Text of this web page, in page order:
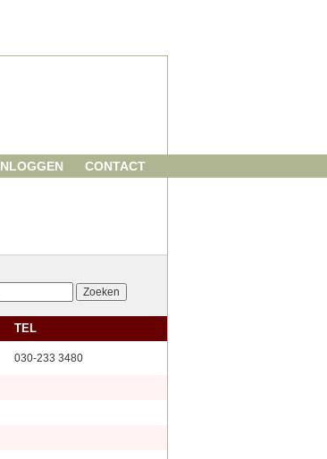
CONTACT
TEL
030-233 3480